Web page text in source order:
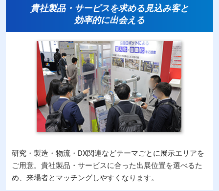
貴社製品・サービスを求める見込み客と
効率的に出会える
研究・製造・物流・DX関連などテーマごとに展示エリアを
ご用意。貴社製品・サービスに合った出展位置を選べるた
め、来場者とマッチングしやすくなります。